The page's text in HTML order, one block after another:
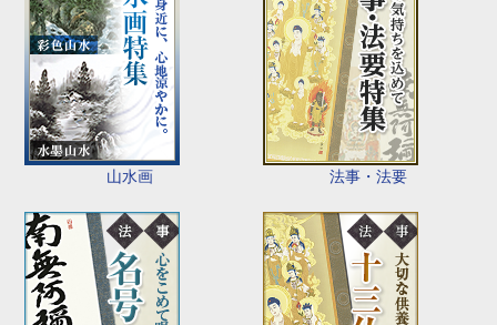
山水画 法事・法要